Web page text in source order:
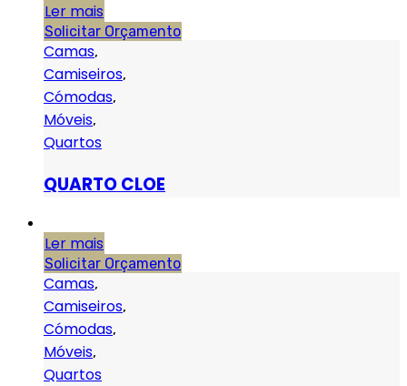
Ler mais
Solicitar Orçamento
Camas,
Camiseiros,
Cómodas,
Móveis,
Quartos
QUARTO CLOE
Ler mais
Solicitar Orçamento
Camas,
Camiseiros,
Cómodas,
Móveis,
Quartos